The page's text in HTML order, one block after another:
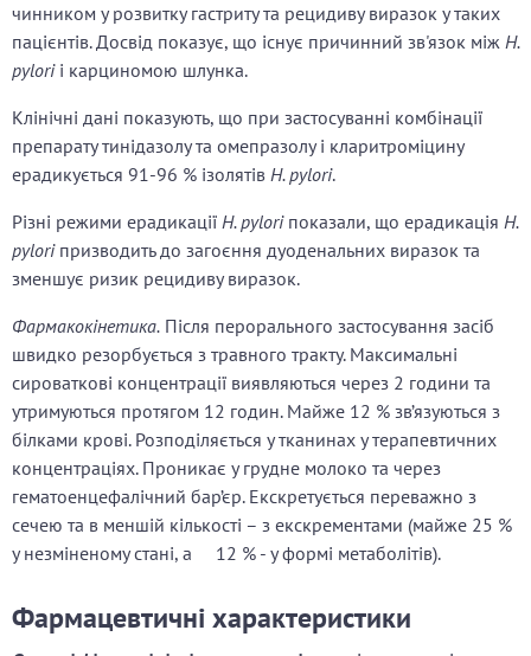
чинником у розвитку гастриту та рецидиву виразок у таких
пацієнтів. Досвід показує, що існує причинний зв'язок між H.
pyloriі карциномою шлунка.
Клінічні дані показують, що при застосуванні комбінації
препарату тинідазолу та омепразолу і кларитроміцину
ерадикується 91-96 % ізолятів H. pylori.
Різні режими ерадикації H. pyloriпоказали, що ерадикація H.
pyloriпризводить до загоєння дуоденальних виразок та
зменшує ризик рецидиву виразок.
Фармакокінетика. Після перорального застосування засіб
швидко резорбується з травного тракту. Максимальні
сироваткові концентрації виявляються через 2 години та
утримуються протягом 12 годин. Майже 12 % зв’язуються з
білками крові. Розподіляється у тканинах у терапевтичних
концентраціях. Проникає у грудне молоко та через
гематоенцефалічний бар’єр. Екскретується переважно з
сечею та в меншій кількості – з екскрементами (майже 25 %
у незміненому стані, а 12 % - у формі метаболітів).
Фармацевтичні характеристики